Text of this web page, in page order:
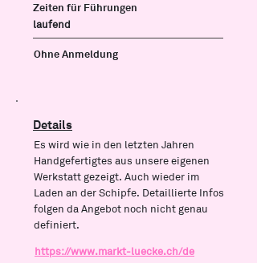
Zeiten für Führungen
laufend
Ohne Anmeldung
Details
Es wird wie in den letzten Jahren
Handgefertigtes aus unsere eigenen
Werkstatt gezeigt. Auch wieder im
Laden an der Schipfe. Detaillierte Infos
folgen da Angebot noch nicht genau
definiert.
https://www.markt-luecke.ch/de